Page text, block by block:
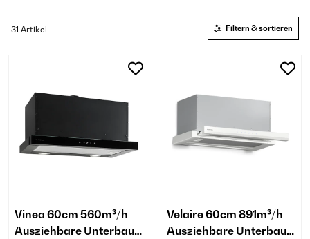
31 Artikel Filtern & sortieren
Vinea 60cm 560m³/h
Ausziehbare Unterbau-
Velaire 60cm 891m³/h
Ausziehbare Unterbau-